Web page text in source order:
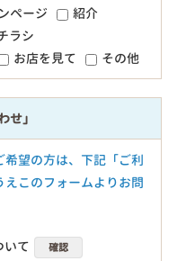
ページ
紹介
ラシ
お店を見て その他
せ」
望の方は、下記「ご利
このフォームよりお問
いて 確認